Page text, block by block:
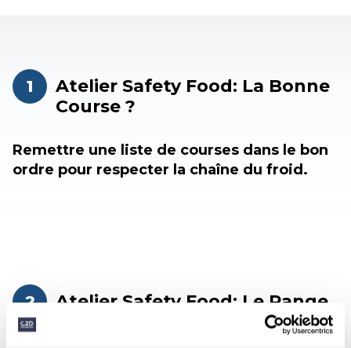
1
Atelier Safety Food: La Bonne
Course ?
Remettre une liste de courses dans le bon
ordre pour respecter la chaîne du froid.
2
Atelier Safety Food: Le Range